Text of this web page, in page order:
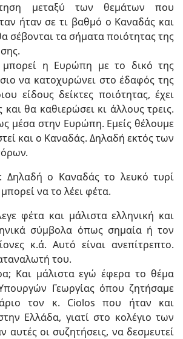
μεταξύ των θεμάτων που
ήταν σε τι βαθμό ο Καναδάς και
σέβονται τα σήματα ποιότητας της
μπορεί η Ευρώπη με το δικό της
να κατοχυρώνει στο έδαφός της
είδους δείκτες ποιότητας, έχει
και θα καθιερώσει κι άλλους τρεις.
μέσα στην Ευρώπη. Εμείς θέλουμε
και ο Καναδάς. Δηλαδή εκτός των
: Δηλαδή ο Καναδάς το λευκό τυρί
να το λέει φέτα.
φέτα και μάλιστα ελληνική και
σύμβολα όπως σημαία ή τον
κ.ά. Αυτό είναι ανεπίτρεπτο.
του.
Και μάλιστα εγώ έφερα το θέμα
Γεωργίας όπου ζητήσαμε
τον κ. Ciolos που ήταν και
Ελλάδα, γιατί στο κολέγιο των
αυτές οι συζητήσεις, να δεσμευτεί